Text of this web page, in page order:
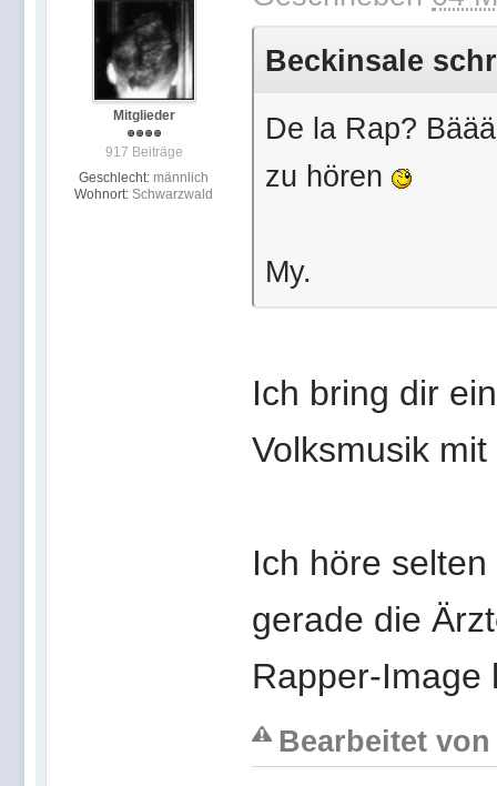
Mitglieder
917 Beiträge
Geschlecht: männlich
Wohnort: Schwarzwald
Beckinsale
De la Rap?
zu hören
My.
Ich bring dir
Volksmusik
Ich höre
gerade die
Rapper-Image
Bearbeitet von